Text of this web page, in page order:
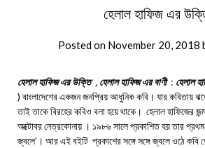
হেলাল হাফিজ এর
Posted on November 20, 2018
হেলাল হাফিজ এর উক্তি , হেলাল হাফিজ এর বাণী: হেলাল
) বাংলাদেশের একজন জনপ্রিয় আধুনিক কবি। যার কবিতায়
তাই তাকে বিরহের কবিও বলা হয়ে থাকে। হেলাল হাফিজের
অক্টোবর নেত্রকোনায় । ১৯৮৬ সালে প্রকাশিত হয় তার
জ্বলে’। আর এই বইটি প্রকাশের সঙ্গে সঙ্গে জ্বলে ওঠে কবি